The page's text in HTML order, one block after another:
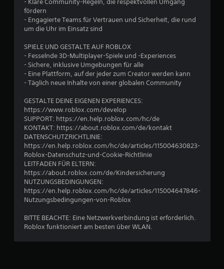
B
e
n
fördern
- Engagierte Teams für Vertrauen und Sicherheit, die rund
um die Uhr im Einsatz sind
SPIELE UND GESTALTE AUF ROBLOX
- Fesselnde 3D-Multiplayer-Spiele und -Experiences
- Sichere, inklusive Umgebungen für alle
- Eine Plattform, auf der jeder zum Creator werden kann
- Täglich neue Inhalte von einer globalen Community
GESTALTE DEINE EIGENEN EXPERIENCES:
https://www.roblox.com/develop
SUPPORT: https://en.help.roblox.com/hc/de
KONTAKT: https://about.roblox.com/de/kontakt
DATENSCHUTZRICHTLINIE:
https://en.help.roblox.com/hc/de/articles/115004630823-
Roblox-Datenschutz-und-Cookie-Richtlinie
LEITFADEN FÜR ELTERN:
https://about.roblox.com/de/Kindersicherung
NUTZUNGSBEDINGUNGEN:
https://en.help.roblox.com/hc/de/articles/115004647846-
Nutzungsbedingungen-von-Roblox
BITTE BEACHTE: Eine Netzwerkverbindung ist erforderlich.
Roblox funktioniert am besten über WLAN.